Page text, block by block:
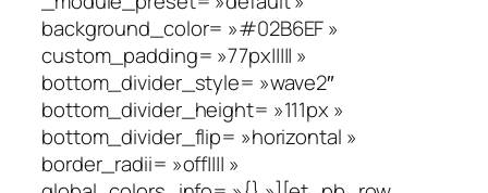
background_color= »#02B6EF »
custom_padding= »77px||||| »
bottom_divider_style= »wave2″
bottom_divider_height= »111px »
bottom_divider_flip= »horizontal »
border_radii= »off|||| »